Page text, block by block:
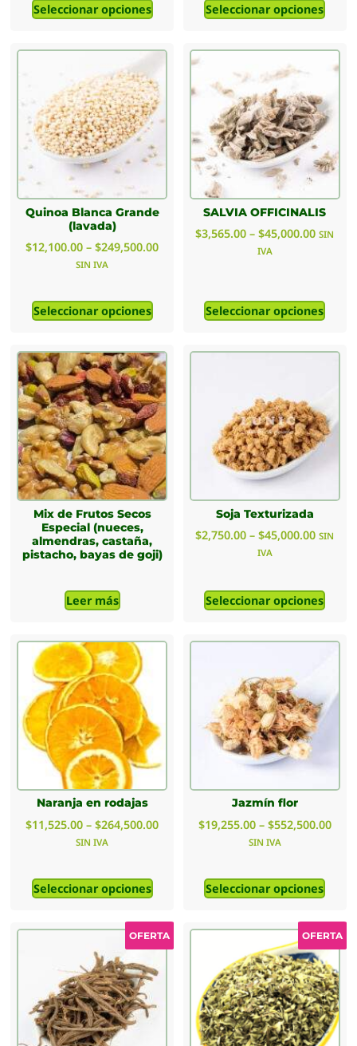
Seleccionar opciones Seleccionar opciones
Quinoa Blanca Grande
(lavada)
$12,100.00 – $249,500.00
SIN IVA
Seleccionar opciones
SALVIA OFFICINALIS
$3,565.00 – $45,000.00 SIN
IVA
Seleccionar opciones
Mix de Frutos Secos
Especial (nueces,
almendras, castaña,
pistacho, bayas de goji)
Leer más
Soja Texturizada
$2,750.00 – $45,000.00 SIN
IVA
Seleccionar opciones
Naranja en rodajas
$11,525.00 – $264,500.00
SIN IVA
Seleccionar opciones
Jazmín flor
$19,255.00 – $552,500.00
SIN IVA
Seleccionar opciones
OFERTA OFERTA